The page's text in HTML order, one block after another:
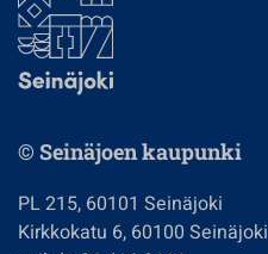
© Seinäjoen kaupunki
PL 215, 60101 Seinäjoki
Kirkkokatu 6, 60100 Seinäjoki